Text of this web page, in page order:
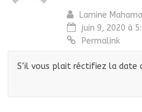
Lamine
juin 9, 2020 à
Permalink
S’il vous plait réctifiez la date